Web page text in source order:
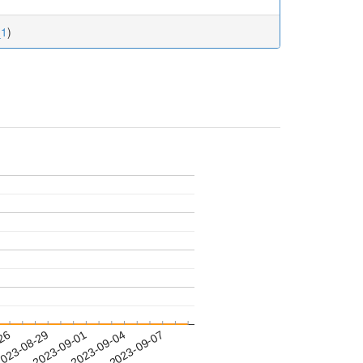
)
08-29
2023-09-012023-09-042023-09-07